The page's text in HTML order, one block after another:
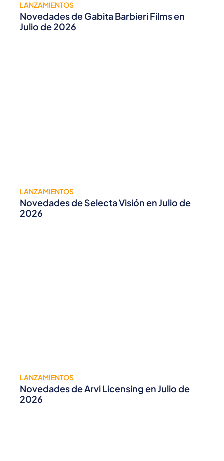
LANZAMIENTOS
Novedades de Gabita Barbieri Films en
Julio de 2026
LANZAMIENTOS
Novedades de Selecta Visión en Julio de
2026
LANZAMIENTOS
Novedades de Arvi Licensing en Julio de
2026